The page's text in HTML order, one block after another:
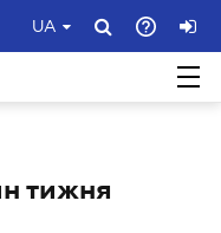
UA
тижня